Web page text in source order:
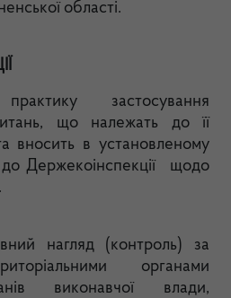
області.
застосування
що належать до її
вносить в установленому
до Держекоінспекції щодо
нагляд (контроль) за
органами
виконавчої влади,